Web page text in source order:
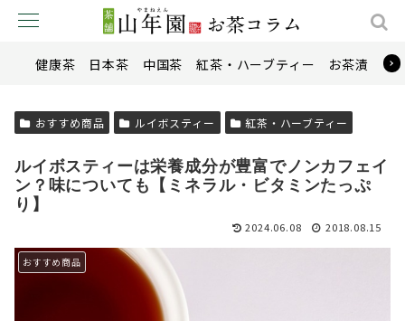
健康茶 日本茶 中国茶 紅茶・ハーブティー お茶漬け
おすすめ商品 ルイボスティー 紅茶・ハーブティー
ルイボスティーは栄養成分が豊富でノンカフェイ
ン？味についても【ミネラル・ビタミンたっぷ
り】
2024.06.08 2018.08.15
おすすめ商品